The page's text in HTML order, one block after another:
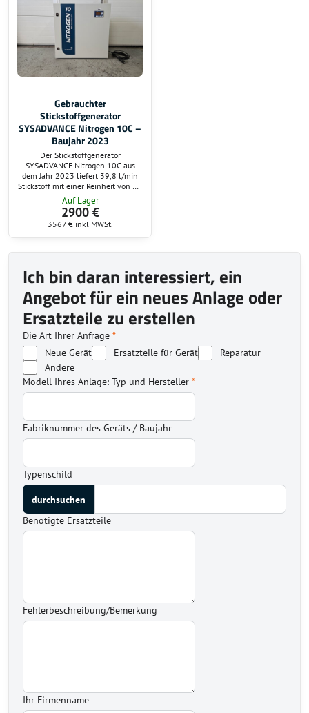
Gebrauchter
Stickstoffgenerator
SYSADVANCE Nitrogen 10C –
Baujahr 2023
Der Stickstoffgenerator
SYSADVANCE Nitrogen 10C aus
dem Jahr 2023 liefert 39,8 l/min
Stickstoff mit einer Reinheit von 99
%. Mit einem maximalen
Ausgangsdruck von 6,5 bar,
niedrigem Energiebedarf und
kompakten Abmessungen eignet er
sich perfekt für Labor-, Produktions-
Auf Lager
2900 €
3567 € inkl MWSt.
Ich bin daran interessiert, ein
Angebot für ein neues Anlage oder
Ersatzteile zu erstellen
Die Art Ihrer Anfrage *
Neue Gerät
Ersatzteile für Gerät
Reparatur
Andere
Modell Ihres Anlage: Typ und Hersteller *
Fabriknummer des Geräts / Baujahr
Typenschild
Benötigte Ersatzteile
Fehlerbeschreibung/Bemerkung
Ihr Firmenname